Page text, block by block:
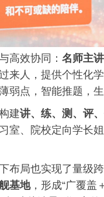
高效协同： 名师主讲
来人，提供个性化
弱点，智能推题，
建讲、练、测、评
室、院校定向学长
布局也实现了量级
基地，形成“广覆盖